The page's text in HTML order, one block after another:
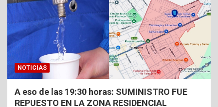
NOTICIAS
A eso de las 19:30 horas: SUMINISTRO FUE
REPUESTO EN LA ZONA RESIDENCIAL